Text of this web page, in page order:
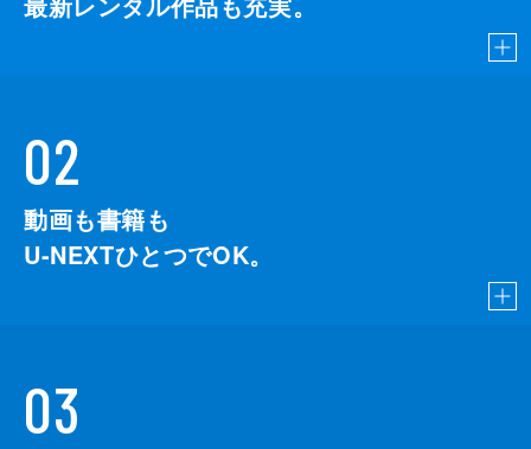
02
動画も書籍も
U-NEXTひとつでOK。
03